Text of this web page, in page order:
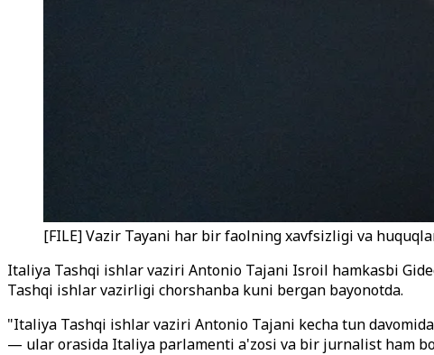
[FILE] Vazir Tayani har bir faolning xavfsizligi va
Italiya Tashqi ishlar vaziri Antonio Tajani Isroil hamkasbi
Tashqi ishlar vazirligi chorshanba kuni bergan bayonotda.
"Italiya Tashqi ishlar vaziri Antonio Tajani kecha tun
— ular orasida Italiya parlamenti a'zosi va bir jurnalist ham